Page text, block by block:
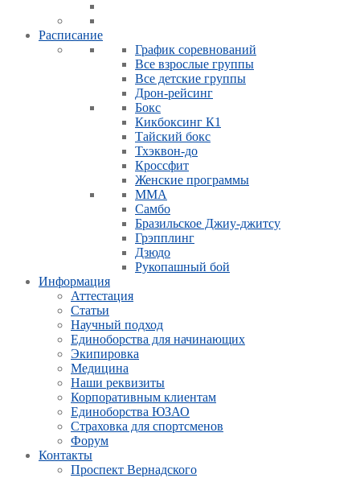
Расписание
График соревнований
Все взрослые группы
Все детские группы
Дрон-рейсинг
Бокс
Кикбоксинг К1
Тайский бокс
Тхэквон-до
Кроссфит
Женские программы
ММА
Самбо
Бразильское Джиу-джитсу
Грэпплинг
Дзюдо
Рукопашный бой
Информация
Аттестация
Статьи
Научный подход
Единоборства для начинающих
Экипировка
Медицина
Наши реквизиты
Корпоративным клиентам
Единоборства ЮЗАО
Страховка для спортсменов
Форум
Контакты
Проспект Вернадского